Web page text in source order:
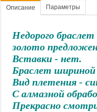
Описание Параметры
Недорого
золото
Вставки - нет.
Браслет шириной
Вид плетения -
С алмазной
Прекрасно